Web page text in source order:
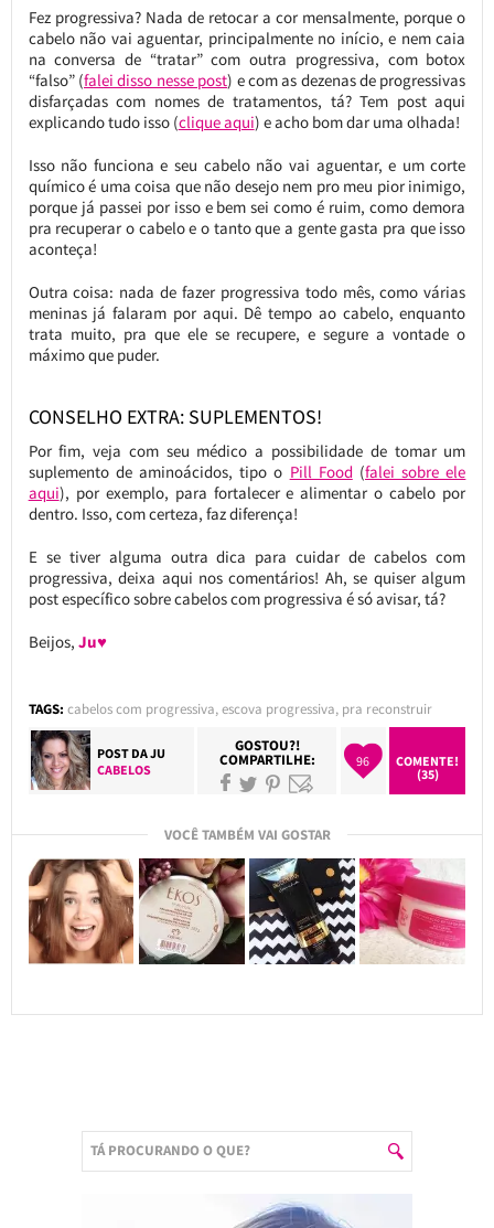
Fez progressiva? Nada de retocar a cor mensalmente, porque o
cabelo não vai aguentar, principalmente no início, e nem caia
na conversa de “tratar” com outra progressiva, com botox
“falso” (falei disso nesse post) e com as dezenas de progressivas
disfarçadas com nomes de tratamentos, tá? Tem post aqui
explicando tudo isso (clique aqui) e acho bom dar uma olhada!
Isso não funciona e seu cabelo não vai aguentar, e um corte
químico é uma coisa que não desejo nem pro meu pior inimigo,
porque já passei por isso e bem sei como é ruim, como demora
pra recuperar o cabelo e o tanto que a gente gasta pra que isso
aconteça!
Outra coisa: nada de fazer progressiva todo mês, como várias
meninas já falaram por aqui. Dê tempo ao cabelo, enquanto
trata muito, pra que ele se recupere, e segure a vontade o
máximo que puder.
CONSELHO EXTRA: SUPLEMENTOS!
Por fim, veja com seu médico a possibilidade de tomar um
suplemento de aminoácidos, tipo o Pill Food(falei sobre ele
aqui), por exemplo, para fortalecer e alimentar o cabelo por
dentro. Isso, com certeza, faz diferença!
E se tiver alguma outra dica para cuidar de cabelos com
progressiva, deixa aqui nos comentários! Ah, se quiser algum
post específico sobre cabelos com progressiva é só avisar, tá?
Beijos, Ju♥
TAGS: cabelos com progressiva,escova progressiva, pra reconstruir
POST DAJU
CABELOS
GOSTOU?!
COMPARTILHE: 96
COMENTE!
(35)
VOCÊ TAMBÉM VAI GOSTAR